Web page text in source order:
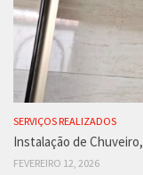
SERVIÇOS REALIZADOS
Instalação de
FEVEREIRO 12, 2026